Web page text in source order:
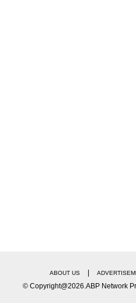
ABOUT US
© Copyright@2026.ABP Network